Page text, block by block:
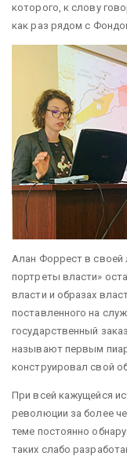
которого, к слову
как раз рядом с
Алан Форрест в своей
портреты власти»
власти и образах
поставленного на
государственный
называют первым
конструировал свой
При всей кажущейся
революции за более
теме постоянно
таких слабо